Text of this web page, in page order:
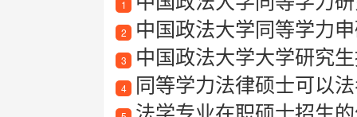
1
2 中国政法大学同等学力
3 中国政法大学大学研究
4 同等学力法律硕士可以